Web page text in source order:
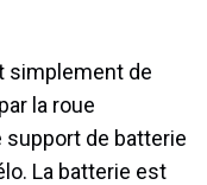
simplement de
la roue
de batterie
La batterie est